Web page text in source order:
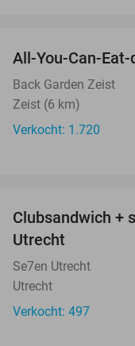
All-You-Can-
Back Garden Zeist
Zeist (6 km)
Verkocht: 1.720
Clubsandwich +
Utrecht
Se7en Utrecht
Utrecht
Verkocht: 497